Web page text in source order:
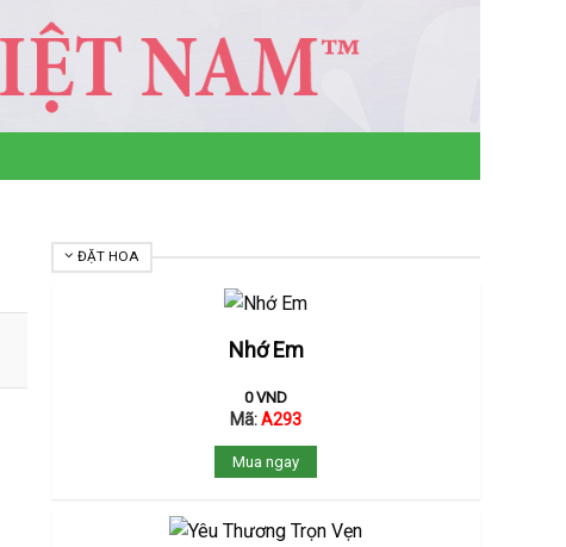
ĐẶT HOA
Nhớ Em
0VND
Mã:A293
Mua ngay